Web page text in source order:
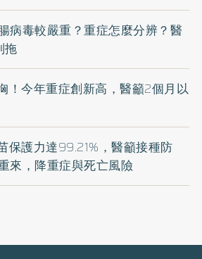
病毒較嚴重？重症怎麼分辨？醫
拖
！今年重症創新高，醫籲2個月以
保護力達99.21%，醫籲接種防
來，降重症與死亡風險